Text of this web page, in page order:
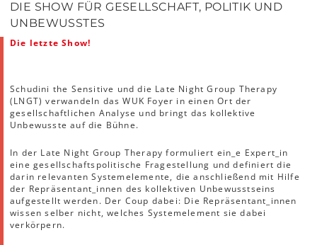
DIE SHOW FÜR GESELLSCHAFT, POLITIK UND
UNBEWUSSTES
Die letzte Show!
Schudini the Sensitive und die Late Night Group Therapy
(LNGT) verwandeln das WUK Foyer in einen Ort der
gesellschaftlichen Analyse und bringt das kollektive
Unbewusste auf die Bühne.
In der Late Night Group Therapy formuliert ein_e Expert_in
eine gesellschaftspolitische Fragestellung und definiert die
darin relevanten Systemelemente, die anschließend mit Hilfe
der Repräsentant_innen des kollektiven Unbewusstseins
aufgestellt werden. Der Coup dabei: Die Repräsentant_innen
wissen selber nicht, welches Systemelement sie dabei
verkörpern.